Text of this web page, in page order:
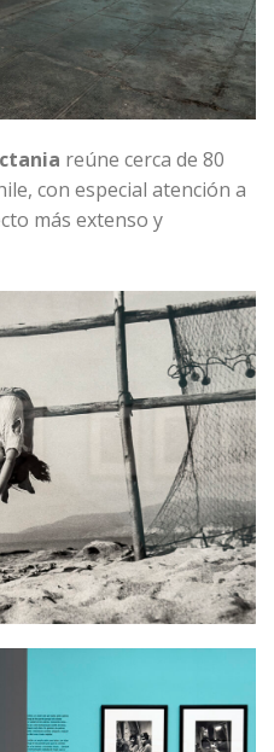
reúne cerca de 80
con especial atención a
más extenso y